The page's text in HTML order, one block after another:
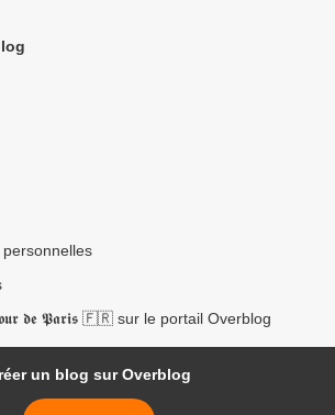
𝖉𝖊 𝕻𝖆𝖗𝖎𝖘 🇫🇷 sur le portail Overblog
un blog sur Overblog